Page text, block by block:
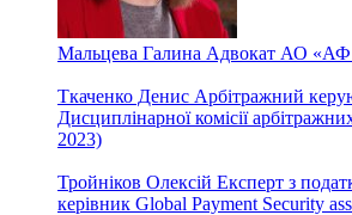
Мальцева Галина Адвокат АО
Ткаченко Денис Арбітражний
Дисциплінарної комісії
2023)
Тройніков Олексій Експерт з
керівник Global Payment Security